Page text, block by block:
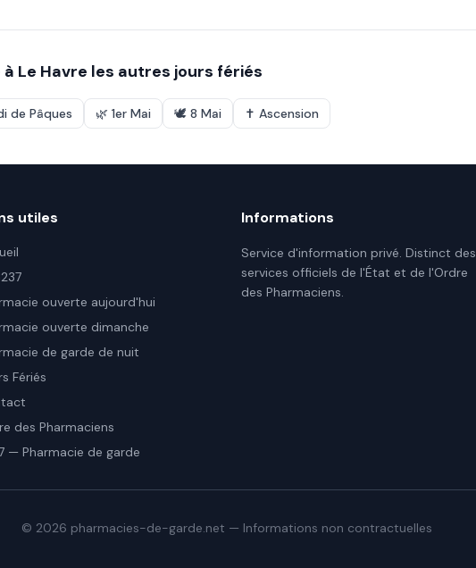
à Le Havre les autres jours fériés
de Pâques 🌿 1er Mai 🕊️ 8 Mai ✝️ Ascension
utiles
ouverte aujourd'hui
ouverte dimanche
de garde de nuit
Fériés
des Pharmaciens
— Pharmacie de garde
Informations
Service d'information privé. Distinct des
services officiels de l'État et de l'Ordre
des Pharmaciens.
© 2026 pharmacies-de-garde.net — Informations non contractuelles